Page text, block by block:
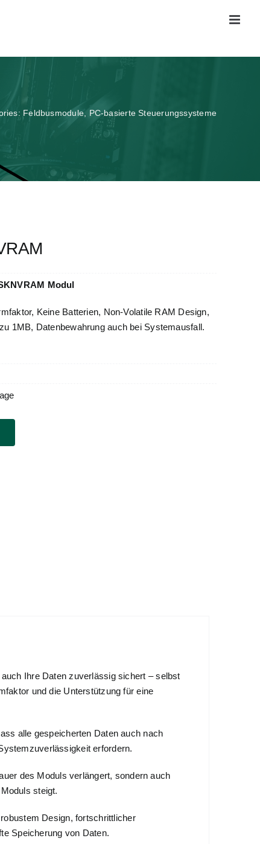
Feldbusmodule PC-basierte Steuerungssysteme
Modul
Keine Batterien, Non-Volatile RAM Design,
1MB, Datenbewahrung auch bei Systemausfall.
Ihre Daten zuverlässig sichert – selbst
und die Unterstützung für eine
alle gespeicherten Daten auch nach
erfordern.
des Moduls verlängert, sondern auch
steigt.
Design, fortschrittlicher
Speicherung von Daten.